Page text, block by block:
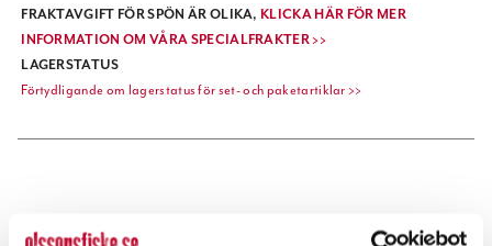
FRAKTAVGIFT FÖR SPÖN ÄR OLIKA, KLICKA HÄR FÖR MER
INFORMATION OM VÅRA SPECIALFRAKTER >>
LAGERSTATUS
Förtydligande om lagerstatus för set- och paketartiklar >>
POPULÄRT JUST NU